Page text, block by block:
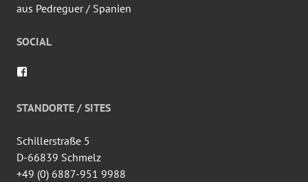
aus Pedreguer / Spanien
SOCIAL
auf
Facebook
STANDORTE / SITES
Schillerstraße 5
D-66839 Schmelz
+49 (0) 6887-951 9988